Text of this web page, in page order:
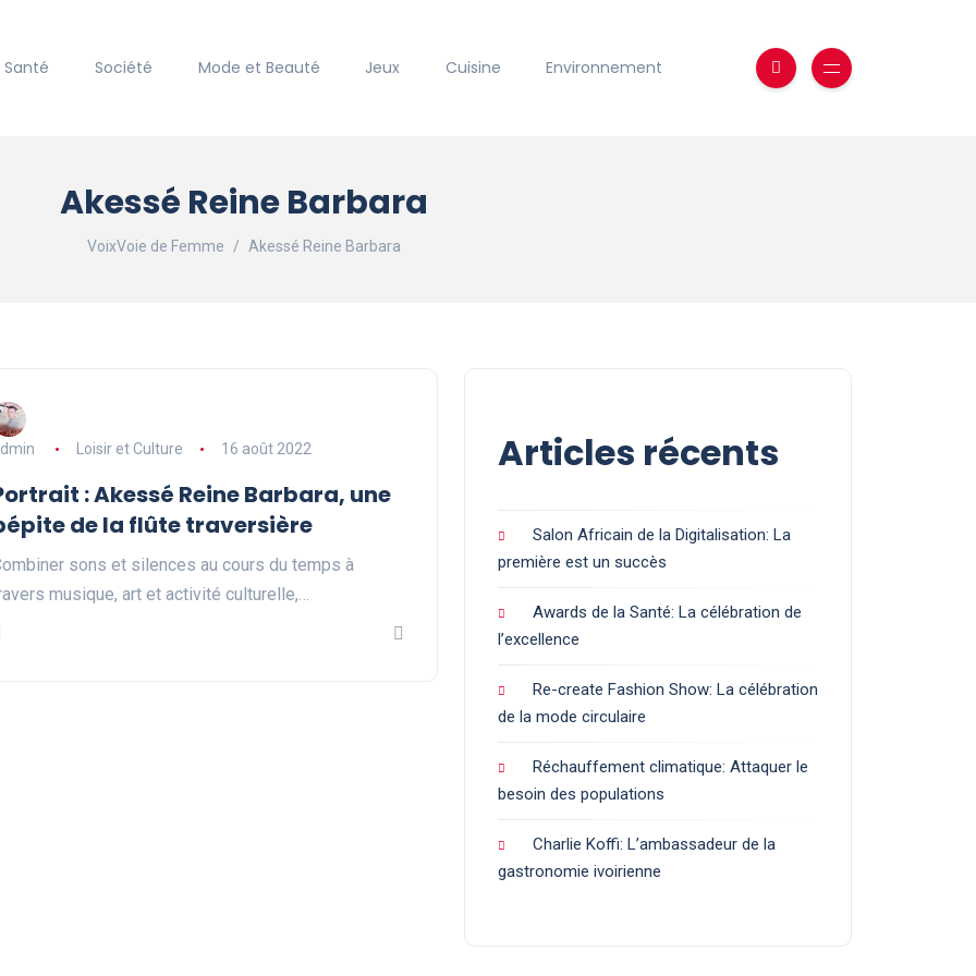
Santé Société Mode et Beauté Jeux Cuisine Environnement
Akessé Reine Barbara
VoixVoie de Femme Akessé Reine Barbara
Loisir et Culture 16 août 2022
: Akessé Reine Barbara, une
de la flûte traversière
sons et silences au cours du temps à
musique, art et activité culturelle,…
Articles récents
Salon Africain de la Digitalisation: La
première est un succès
Awards de la Santé: La célébration de
l’excellence
Re-create Fashion Show: La célébration
de la mode circulaire
Réchauffement climatique: Attaquer le
besoin des populations
Charlie Koffi: L’ambassadeur de la
gastronomie ivoirienne